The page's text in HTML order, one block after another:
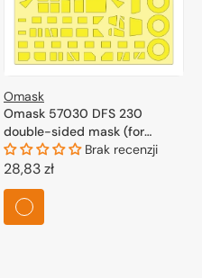
Omask
Omask 57030 DFS 230
double-sided mask (for
Bronco) 1/72
Brak recenzji
Cena
regularna
28,83 zł